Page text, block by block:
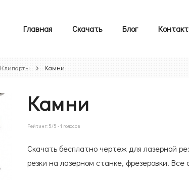
Главная Скачать Блог
Клипарты Камни
Камни
Рейтинг: 5/5 -1 голосов
Скачать бесплатно чертеж для лазерной
резки на лазерном станке, фрезеровки.